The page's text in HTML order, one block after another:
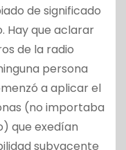
de significado
Hay que aclarar
de la radio
persona
a aplicar el
(no importaba
que exedían
subyacente